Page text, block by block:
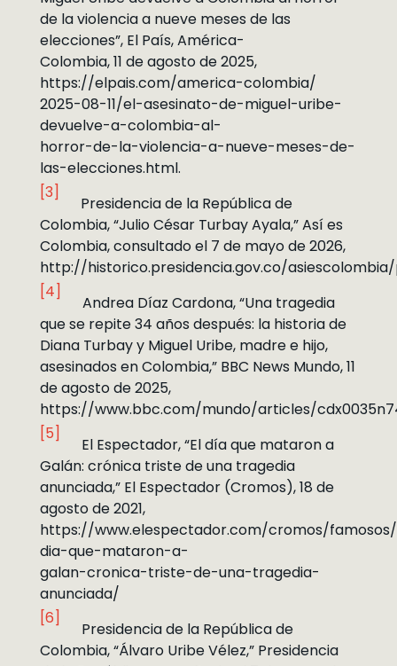
de la violencia a nueve meses de las
elecciones”, El País, América-
Colombia, 11 de agosto de 2025,
https://elpais.com/america-colombia/
2025-08-11/el-asesinato-de-miguel-uribe-
devuelve-a-colombia-al-
horror-de-la-violencia-a-nueve-meses-de-
las-elecciones.html.
[3]
Presidencia de la República de
Colombia, “Julio César Turbay Ayala,” Así es
Colombia, consultado el 7 de mayo de 2026,
http://historico.presidencia.gov.co/
[4]
Andrea Díaz Cardona, “Una tragedia
que se repite 34 años después: la historia de
Diana Turbay y Miguel Uribe, madre e hijo,
asesinados en Colombia,” BBC News Mundo, 11
de agosto de 2025,
https://www.bbc.com/mundo/articles/
[5]
El Espectador, “El día que mataron a
Galán: crónica triste de una tragedia
anunciada,” El Espectador (Cromos), 18 de
agosto de 2021,
https://www.elespectador.com/cromos/
dia-que-mataron-a-
galan-cronica-triste-de-una-tragedia-
anunciada/
[6]
Presidencia de la República de
Colombia, “Álvaro Uribe Vélez,” Presidencia